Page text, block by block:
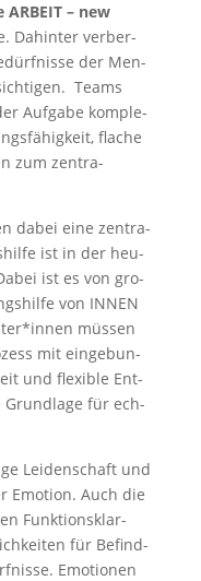
ARBEIT – new
Dahin­ter ver­ber­
der Men­
Teams
Auf­ga­be kom­ple­
fla­che
zum zen­tra­
dabei eine zen­tra­
ist in der heu­
ist es von gro­
von INNEN
müs­sen
mit ein­ge­bun­
und fle­xi­ble Ent­
Grund­la­ge für ech­
Lei­den­schaft und
Emo­ti­on. Auch die
Funk­ti­ons­klar­
für Befind­
Emo­tio­nen